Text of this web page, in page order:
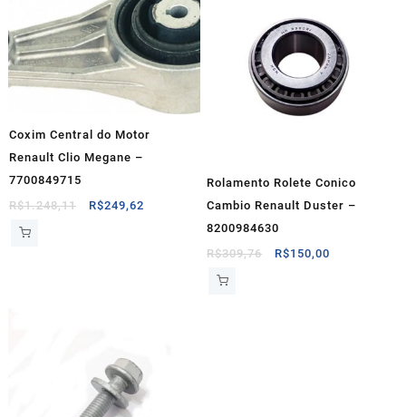
Coxim Central do Motor
Renault Clio Megane –
7700849715
R$1.248,11
O
R$249,62
Rolamento Rolete Conico
Cambio Renault Duster –
8200984630
R$309,76
O
R$150,00